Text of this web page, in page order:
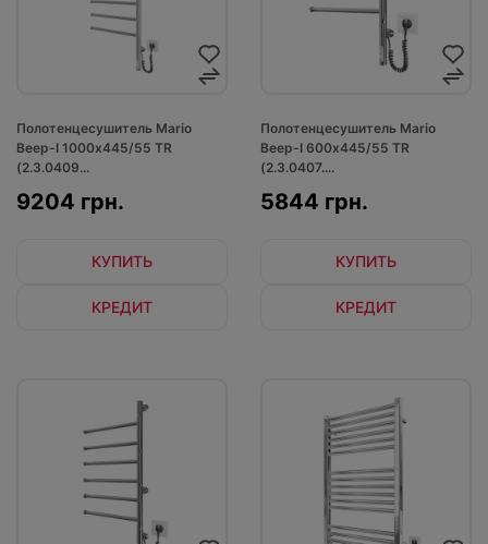
Полотенцесушитель Mario
Веер-I 1000х445/55 TR
(2.3.0409...
9204 грн.
КУПИТЬ
КРЕДИТ
Полотенцесушитель Mario
Веер-I 600х445/55 TR
(2.3.0407....
5844 грн.
КУПИТЬ
КРЕДИТ